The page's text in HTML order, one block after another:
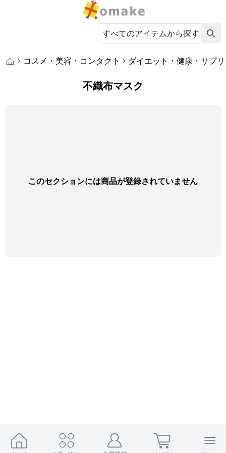
コスメ・美容・コンタクト ダイエット・健康・サプリ
不織布マスク
このセクションには商品が登録されていません